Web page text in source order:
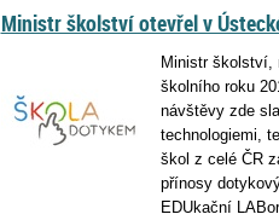
Ministr školství otevřel v
Ministr školství,
školního roku
návštěvy zde
technologiemi,
škol z celé ČR
přínosy
EDUkační